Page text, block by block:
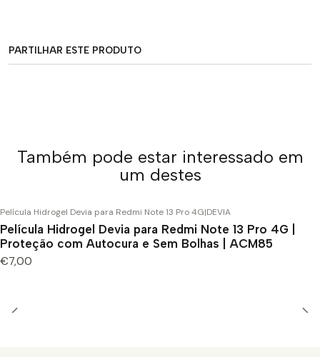
PARTILHAR ESTE PRODUTO
Também pode estar interessado em
um destes
Película Hidrogel Devia para Redmi Note 13 Pro 4G|DEVIA
Película Hidrogel Devia para Redmi Note 13 Pro 4G |
Proteção com Autocura e Sem Bolhas | ACM85
€7,00